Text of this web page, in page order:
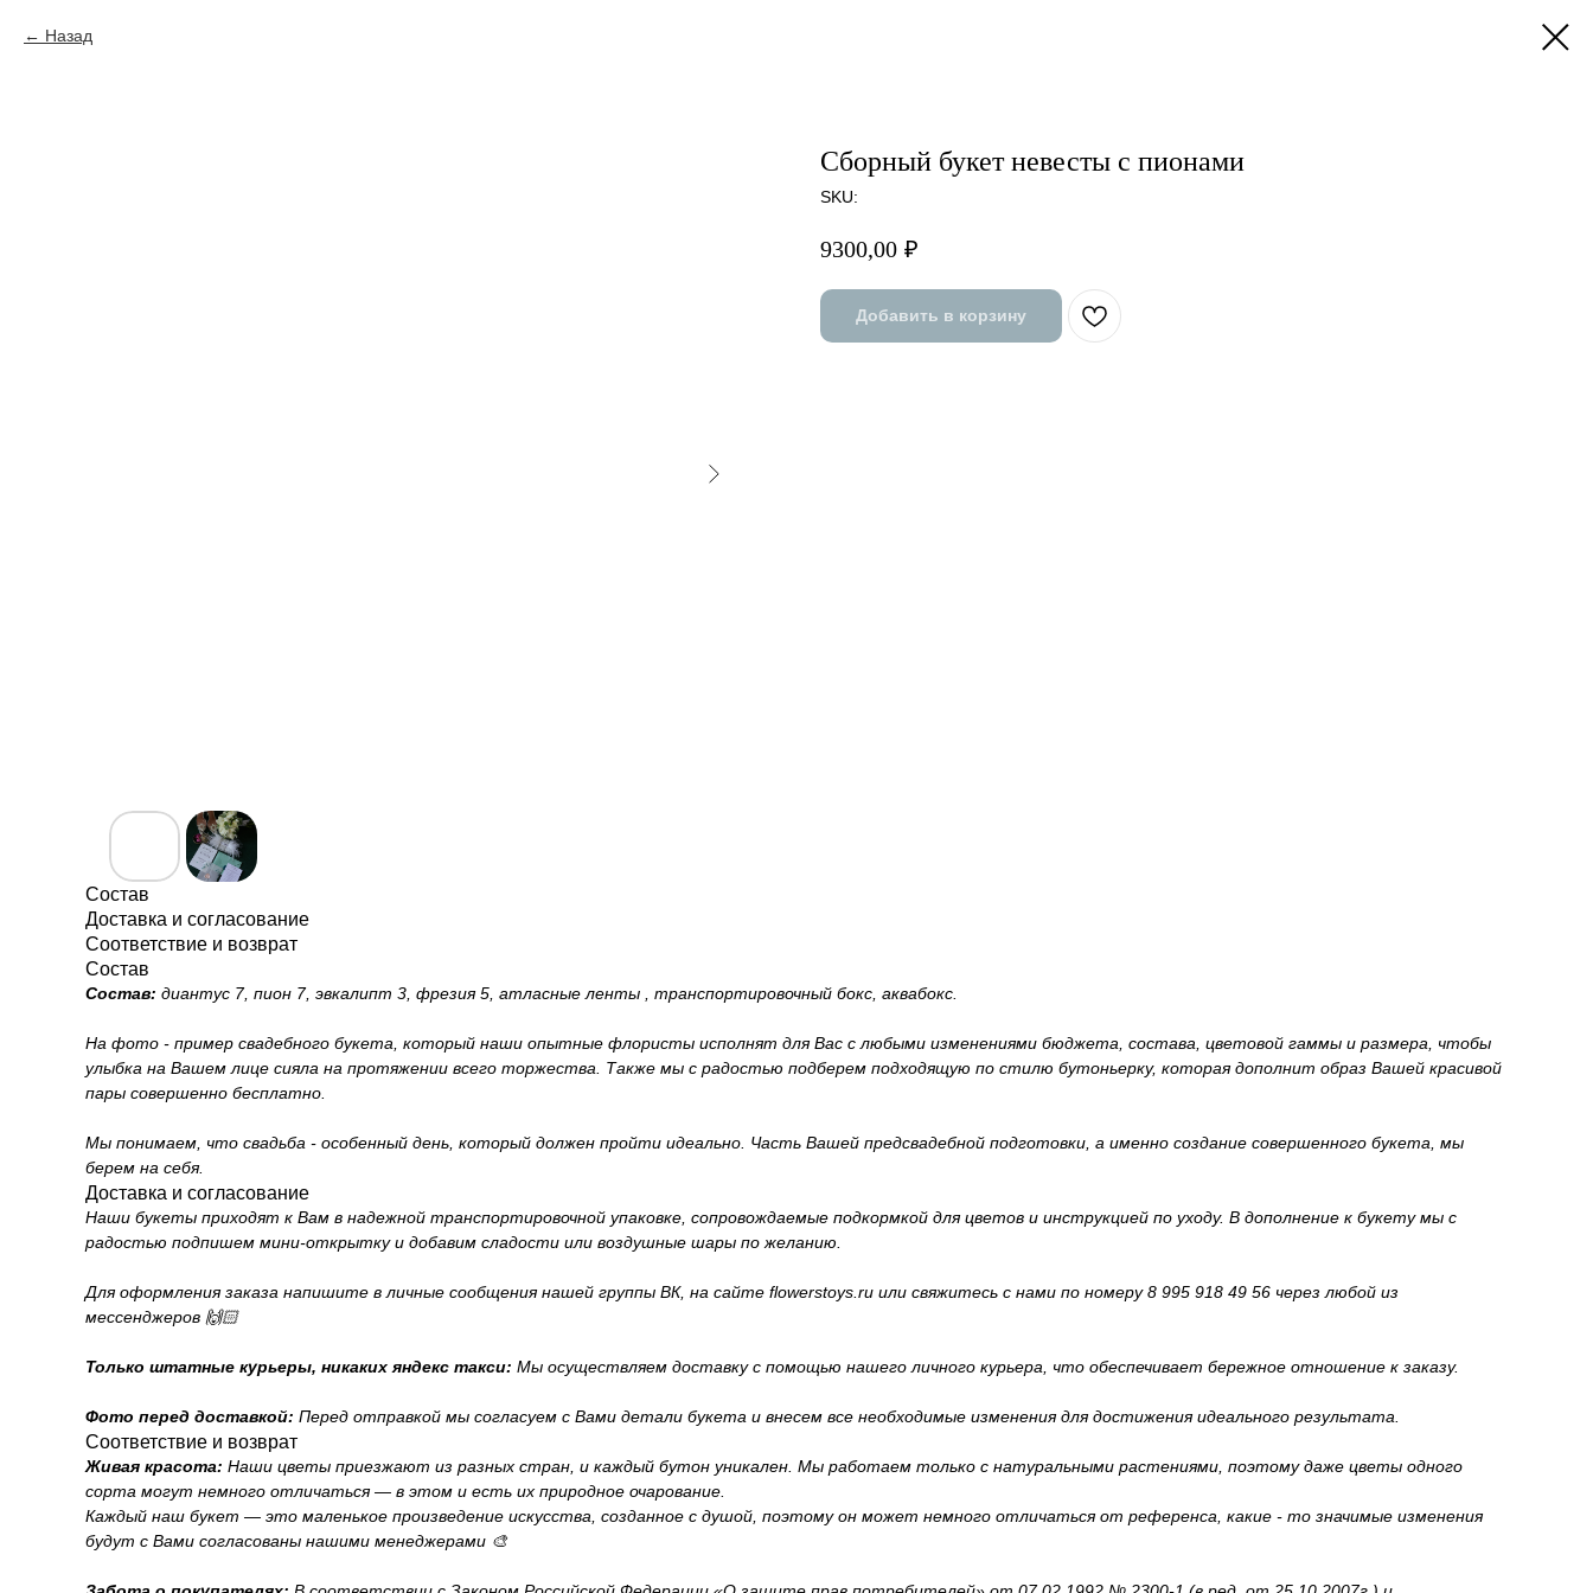
Назад
Сборный букет невесты с пионами
SKU:
9300,00 ₽
Добавить в корзину
Состав
Доставка и согласование
Соответствие и возврат
Состав
Состав: диантус 7, пион 7, эвкалипт 3, фрезия 5, атласные ленты , транспортировочный бокс, аквабокс.
На фото - пример свадебного букета, который наши опытные флористы исполнят для Вас с любыми изменениями бюджета, состава, цветовой гаммы и размера, чтобы
улыбка на Вашем лице сияла на протяжении всего торжества. Также мы с радостью подберем подходящую по стилю бутоньерку, которая дополнит образ Вашей красивой
пары совершенно бесплатно.
Мы понимаем, что свадьба - особенный день, который должен пройти идеально. Часть Вашей предсвадебной подготовки, а именно создание совершенного букета, мы
берем на себя.
Доставка и согласование
Наши букеты приходят к Вам в надежной транспортировочной упаковке, сопровождаемые подкормкой для цветов и инструкцией по уходу. В дополнение к букету мы с
радостью подпишем мини-открытку и добавим сладости или воздушные шары по желанию.
Для оформления заказа напишите в личные сообщения нашей группы ВК, на сайте flowerstoys.ru или свяжитесь с нами по номеру 8 995 918 49 56 через любой из
мессенджеров 🙌🏻
Только штатные курьеры, никаких яндекс такси: Мы осуществляем доставку с помощью нашего личного курьера, что обеспечивает бережное отношение к заказу.
Фото перед доставкой: Перед отправкой мы согласуем с Вами детали букета и внесем все необходимые изменения для достижения идеального результата.
Соответствие и возврат
Живая красота: Наши цветы приезжают из разных стран, и каждый бутон уникален. Мы работаем только с натуральными растениями, поэтому даже цветы одного
сорта могут немного отличаться — в этом и есть их природное очарование.
Каждый наш букет — это маленькое произведение искусства, созданное с душой, поэтому он может немного отличаться от референса, какие - то значимые изменения
будут с Вами согласованы нашими менеджерами 🎨